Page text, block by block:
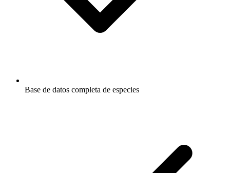
Base de datos completa de especies